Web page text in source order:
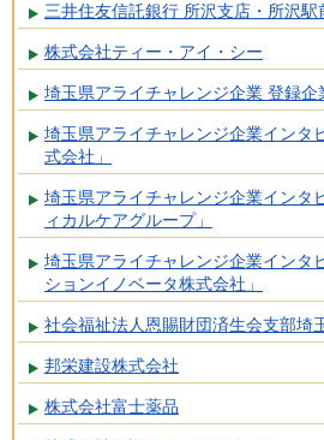
三井住友信託銀行 所沢支店・所沢駅
株式会社ティー・アイ・シー
埼玉県アライチャレンジ企業 登録企
埼玉県アライチャレンジ企業インタ
式会社」
埼玉県アライチャレンジ企業インタ
ィカルケアグループ」
埼玉県アライチャレンジ企業インタ
ションイノベータ株式会社」
社会福祉法人恩賜財団済生会支部埼
邦栄建設株式会社
株式会社富士薬品